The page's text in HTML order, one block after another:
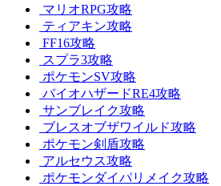
マリオRPG攻略
ティアキン攻略
FF16攻略
スプラ3攻略
ポケモンSV攻略
バイオハザードRE4攻略
サンブレイク攻略
ブレスオブザワイルド攻略
ポケモン剣盾攻略
アルセウス攻略
ポケモンダイパリメイク攻略